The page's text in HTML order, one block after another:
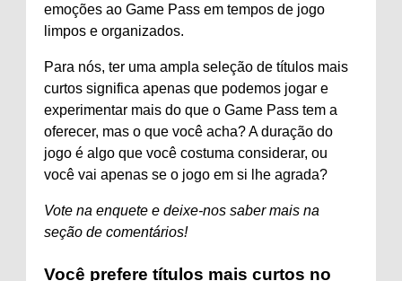
emoções ao Game Pass em tempos de jogo
limpos e organizados.
Para nós, ter uma ampla seleção de títulos mais
curtos significa apenas que podemos jogar e
experimentar mais do que o Game Pass tem a
oferecer, mas o que você acha? A duração do
jogo é algo que você costuma considerar, ou
você vai apenas se o jogo em si lhe agrada?
Vote na enquete e deixe-nos saber mais na
seção de comentários!
Você prefere títulos mais curtos no